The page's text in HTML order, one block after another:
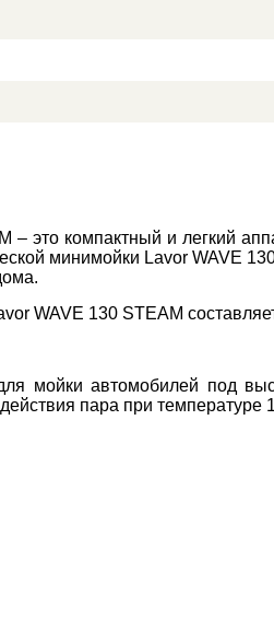
– это компактный и легкий
минимойки Lavor WAVE
WAVE 130 STEAM
мойки автомобилей под
пара при температуре